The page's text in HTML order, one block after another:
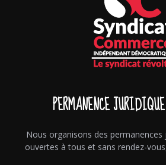
PERMANENCE
Nous organisons des permanences
ouvertes à tous et sans rendez-